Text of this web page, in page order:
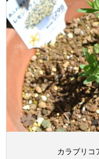
カラブリ